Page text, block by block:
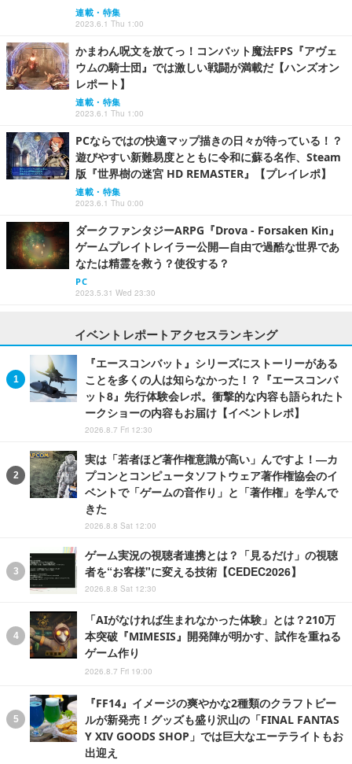
連載・特集
2023.6.1 Thu 1:00
かまわん呪文を放てっ！コンバット魔法FPS『アヴェ
ウムの騎士団』では激しい戦闘が満載だ【ハンズオン
レポート】
連載・特集
2023.6.1 Thu 1:00
PCならではの快適マップ描きの日々が待っている！？
遊びやすい新難易度とともに令和に蘇る名作、Steam
版『世界樹の迷宮 HD REMASTER』【プレイレポ】
連載・特集
2023.6.1 Thu 0:00
ダークファンタジーARPG『Drova - Forsaken Kin』
ゲームプレイトレイラー公開―自由で過酷な世界であ
なたは精霊を救う？使役する？
PC
2023.5.31 Wed 23:30
イベントレポートアクセスランキング
『エースコンバット』シリーズにストーリーがある
ことを多くの人は知らなかった！？『エースコンバ
ット8』先行体験会レポ。衝撃的な内容も語られたト
ークショーの内容もお届け【イベントレポ】
2026.8.7 Fri 12:30
実は「若者ほど著作権意識が高い」んですよ！―カ
プコンとコンピュータソフトウェア著作権協会のイ
ベントで「ゲームの音作り」と「著作権」を学んで
きた
2026.8.8 Sat 12:00
ゲーム実況の視聴者連携とは？「見るだけ」の視聴
者を“お客様"に変える技術【CEDEC2026】
2026.8.8 Sat 12:30
「AIがなければ生まれなかった体験」とは？210万
本突破『MIMESIS』開発陣が明かす、試作を重ねる
ゲーム作り
2026.8.7 Fri 19:00
『FF14』イメージの爽やかな2種類のクラフトビー
ルが新発売！グッズも盛り沢山の「FINAL FANTAS
Y XIV GOODS SHOP」では巨大なエーテライトもお
出迎え